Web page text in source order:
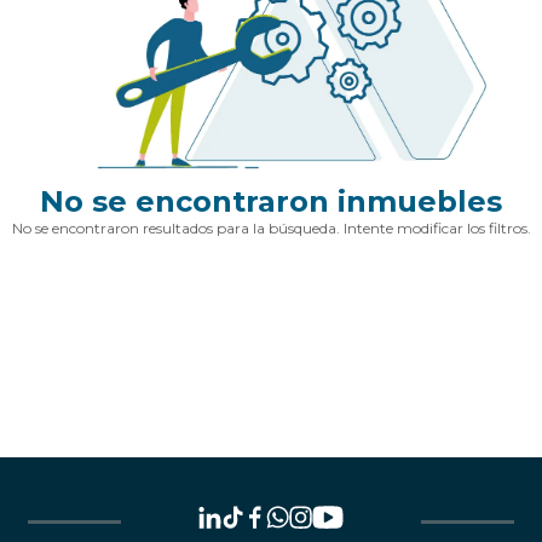
No se encontraron inmuebles
No se encontraron resultados para la búsqueda. Intente modificar los filtros.